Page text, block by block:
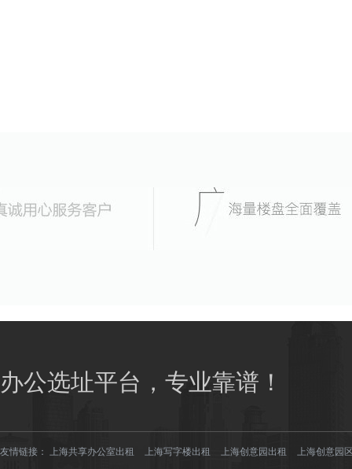
办公选址平台，专业靠谱！
友情链接： 上海共享办公室出租 上海写字楼出租 上海创意园出租 上海创意园